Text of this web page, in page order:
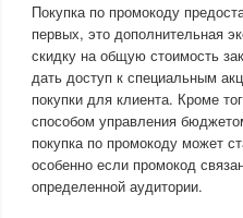
Покупка по промокоду
первых, это дополнительная
скидку на общую стоимость
дать доступ к специальным
покупки для клиента. Кроме
способом управления
покупка по промокоду может
особенно если промокод
определенной аудитории.